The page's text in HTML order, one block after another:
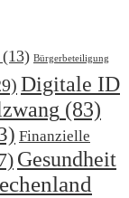
(13) Bürgerbeteiligung
Digitale ID
(83)
Finanzielle
Gesundheit